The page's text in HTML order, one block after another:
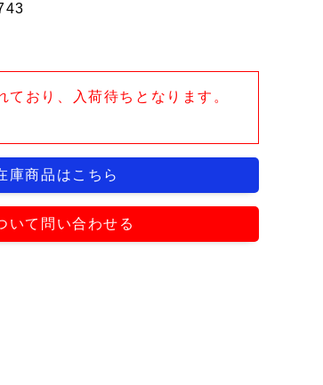
おり、入荷待ちとなります。
庫商品はこちら
いて問い合わせる